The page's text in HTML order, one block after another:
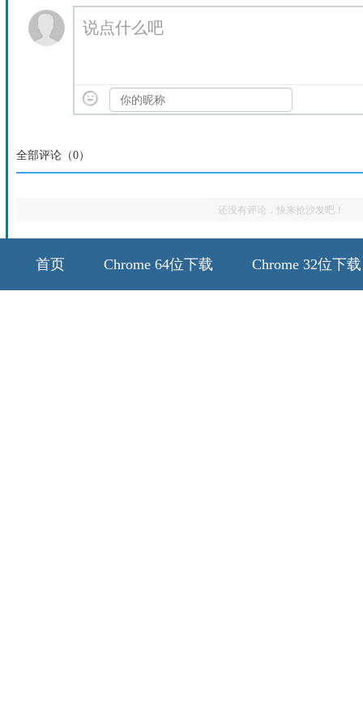
说点什么吧
全部评论（0）
还没有评论，快来抢沙发吧！
首页 Chrome 64位下载 Chrome 32位下载